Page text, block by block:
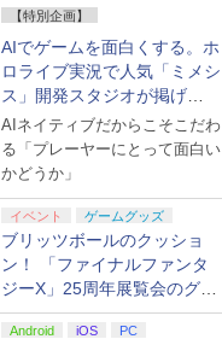
【特別企画】
AIでゲームを面白くする。ホ
ロライブ実況で人気「ミメシ
ス」開発スタジオが掲げ
る“AI活用の信念”とは？【講
演レポート】
AIネイティブだからこそこだわ
る「プレーヤーにとって面白い
かどうか」
イベント ゲームグッズ
ブリッツボールのクッショ
ン！ 「ファイナルファンタ
ジーX」25周年展覧会のグッ
ズ情報が公開
Android iOS PC